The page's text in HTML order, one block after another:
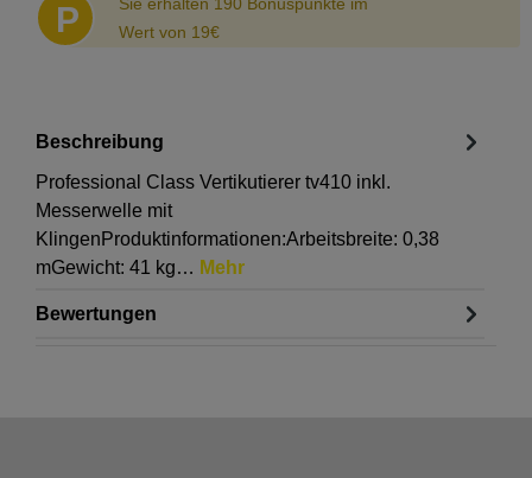
P
Sie erhalten 190 Bonuspunkte im
Wert von 19€
Beschreibung
Professional Class Vertikutierer tv410 inkl.
Messerwelle mit
KlingenProduktinformationen:Arbeitsbreite: 0,38
mGewicht: 41 kg… Mehr
Bewertungen